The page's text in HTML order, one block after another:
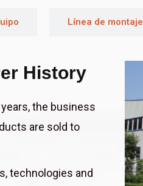
Línea de montaje
History
the business
are sold to
technologies and